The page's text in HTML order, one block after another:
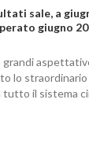
sale, a
giugno
lo straordinario
tutto il sistema